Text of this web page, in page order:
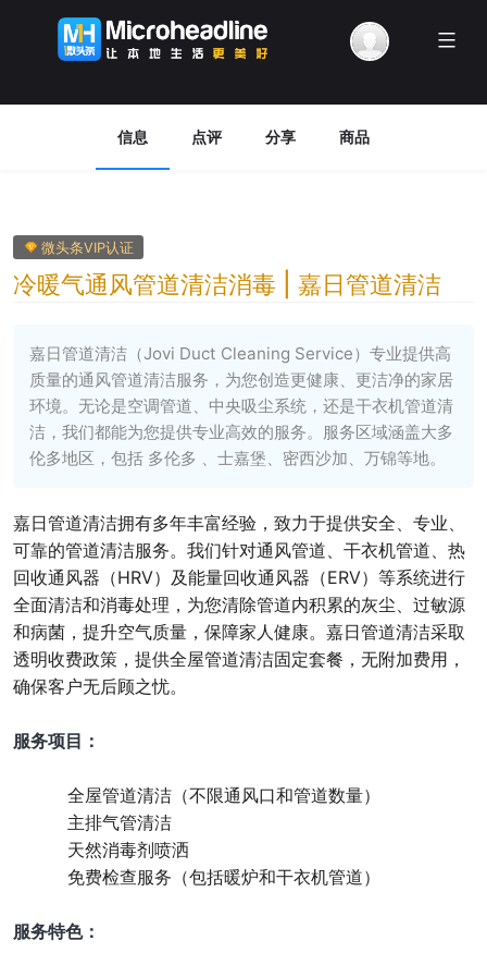
Menu
信息 点评 分享 商品
微头条VIP认证
冷暖气通风管道清洁消毒 | 嘉日管道清洁
嘉日管道清洁（Jovi Duct Cleaning Service）专业提供高
质量的通风管道清洁服务，为您创造更健康、更洁净的家居
环境。无论是空调管道、中央吸尘系统，还是干衣机管道清
洁，我们都能为您提供专业高效的服务。服务区域涵盖大多
伦多地区，包括 多伦多 、士嘉堡、密西沙加、万锦等地。
嘉日管道清洁拥有多年丰富经验，致力于提供安全、专业、
可靠的管道清洁服务。我们针对通风管道、干衣机管道、热
回收通风器（HRV）及能量回收通风器（ERV）等系统进行
全面清洁和消毒处理，为您清除管道内积累的灰尘、过敏源
和病菌，提升空气质量，保障家人健康。嘉日管道清洁采取
透明收费政策，提供全屋管道清洁固定套餐，无附加费用，
确保客户无后顾之忧。
服务项目：
全屋管道清洁（不限通风口和管道数量）
主排气管清洁
天然消毒剂喷洒
免费检查服务（包括暖炉和干衣机管道）
服务特色：